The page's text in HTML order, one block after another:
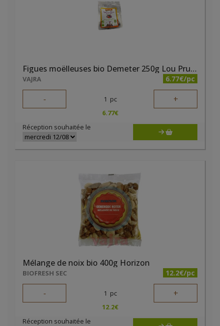
Figues moëlleuses bio Demeter 250g Lou Prunel
VAJRA 6.77€/pc
- 1 pc +
6.77€
Réception souhaitée le
Mélange de noix bio 400g Horizon
BIOFRESH SEC 12.2€/pc
- 1 pc +
12.2€
Réception souhaitée le